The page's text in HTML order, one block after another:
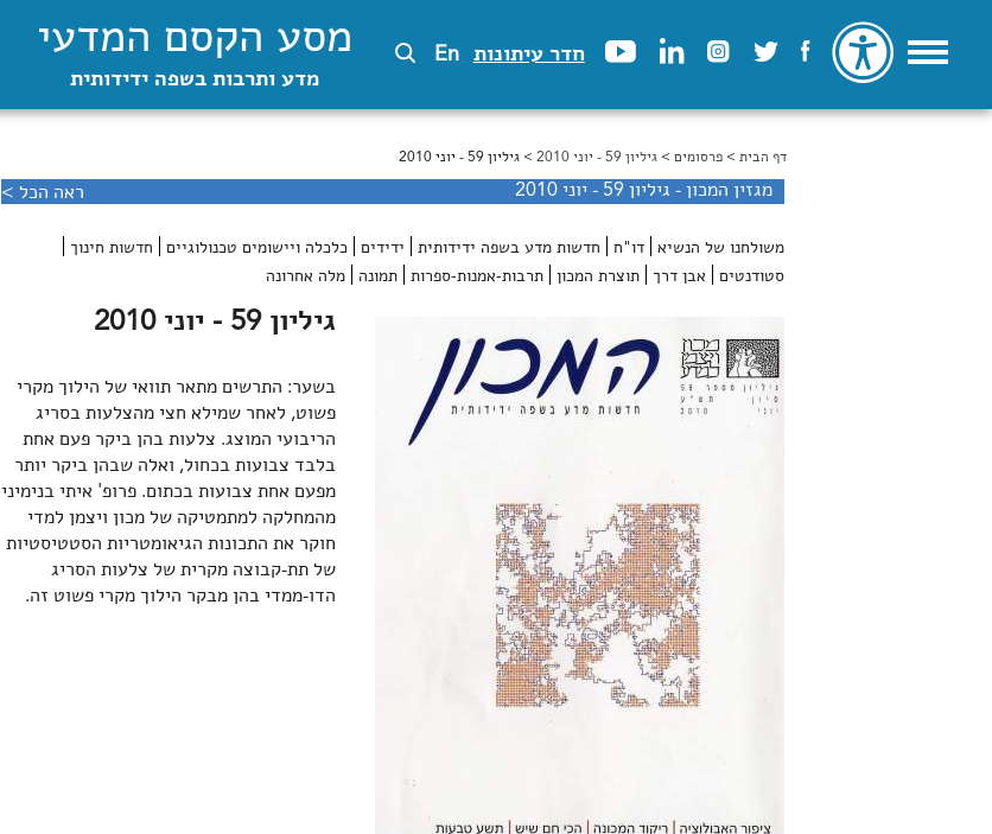
חדר עיתונות En מסע הקסם המדעי
מדע ותרבות בשפה ידידותית
הינך נמצא כאן
דף הבית >פרסומים >גיליון 59 - יוני 2010 > גיליון 59 - יוני 2010
מגזין המכון - גיליון 59 - יוני 2010 ראה הכל >
משולחנו של הנשיא דו"ח חדשות מדע בשפה ידידותית ידידים כלכלה ויישומים טכנולוגיים
חדשות חינוך
סטודנטים
אבן דרך תוצרת המכון תרבות-אמנות-ספרות תמונה מלה אחרונה
גיליון 59 - יוני 2010
בשער: התרשים מתאר תוואי של הילוך מקרי
פשוט, לאחר שמילא חצי מהצלעות בסריג
הריבועי המוצג. צלעות בהן ביקר פעם אחת
בלבד צבועות בכחול, ואלה שבהן ביקר יותר
מפעם אחת צבועות בכתום. פרופ' איתי בנימיני
מהמחלקה למתמטיקה של מכון ויצמן למדי
חוקר את התכונות הגיאומטריות הסטטיסטיות
של תת-קבוצה מקרית של צלעות הסריג
הדו-ממדי בהן מבקר הילוך מקרי פשוט זה.